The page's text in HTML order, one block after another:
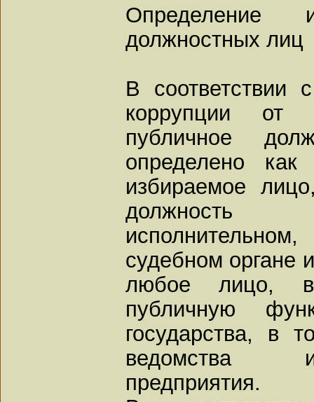
Определение
должностных лиц
В соответствии
коррупции от
публичное
определено
избираемое
должность
судебном органе
любое лицо,
публичную
государства, в
ведомства
предприятия.